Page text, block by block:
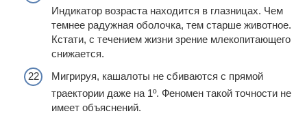
Индикатор возраста находится в глазницах. Чем
темнее радужная оболочка, тем старше животное.
Кстати, с течением жизни зрение млекопитающего
снижается.
Мигрируя, кашалоты не сбиваются с прямой
траектории даже на 1º. Феномен такой точности не
имеет объяснений.